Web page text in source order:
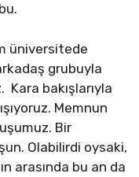
üniversitede
grubuyla
Kara bakışlarıyla
Memnun
Bir
Olabilirdi oysaki,
arasında bu an da